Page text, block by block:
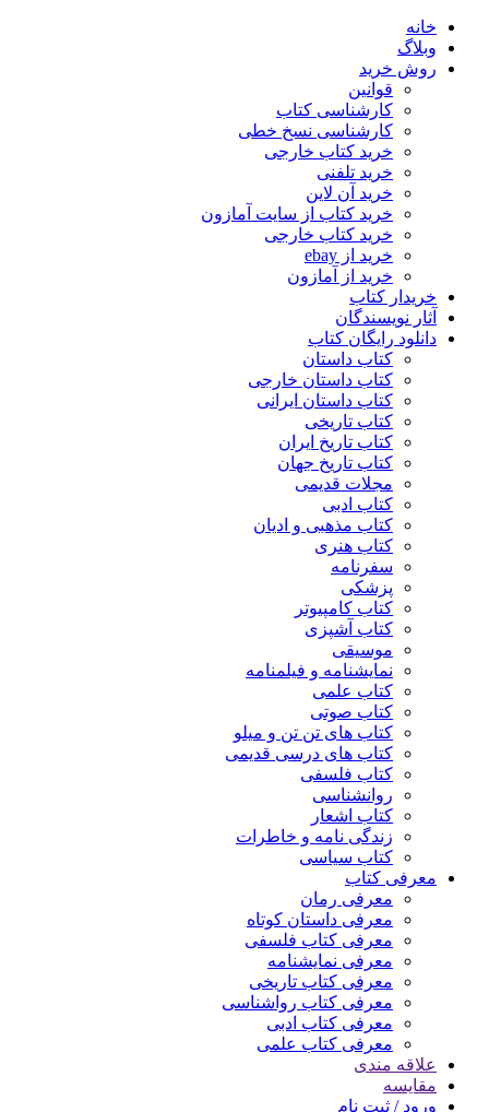
خانه
وبلاگ
روش خرید
قوانین
کارشناسی کتاب
کارشناسی نسخ خطی
خرید کتاب خارجی
خرید تلفنی
خرید آن لاین
خرید کتاب از سایت آمازون
خرید کتاب خارجی
خرید از ebay
خرید از آمازون
خریدار کتاب
آثار نویسندگان
دانلود رایگان کتاب
کتاب داستان
کتاب داستان خارجی
کتاب داستان ایرانی
کتاب تاریخی
کتاب تاریخ ایران
کتاب تاریخ جهان
مجلات قدیمی
کتاب ادبی
کتاب مذهبی و ادیان
کتاب هنری
سفرنامه
پزشکی
کتاب کامپیوتر
کتاب آشپزی
موسیقی
نمایشنامه و فیلمنامه
کتاب علمی
کتاب صوتی
کتاب های تن تن و میلو
کتاب های درسی قدیمی
کتاب فلسفی
روانشناسی
کتاب اشعار
زندگی نامه و خاطرات
کتاب سیاسی
معرفی کتاب
معرفی رمان
معرفی داستان کوتاه
معرفی کتاب فلسفی
معرفی نمایشنامه
معرفی کتاب تاریخی
معرفی کتاب رواشناسی
معرفی کتاب ادبی
معرفی کتاب علمی
علاقه مندی
مقایسه
ورود / ثبت نام